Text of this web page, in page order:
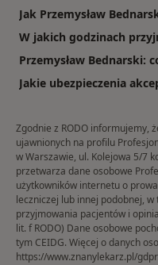
Jak Przemysław
W jakich godzinach
Przemysław Bednarski:
Jakie ubezpieczenia
Zgodnie z RODO informujemy,
ujawnionych na profilu
w Warszawie, ul. Kolejowa 5/7
przetwarza dane osobowe
użytkowników internetu o
leczniczej lub innej podobnej,
przyjmowania pacjentów i
lit. f RODO) Dane osobowe
tym CEIDG. Więcej o danych
https://www.znanylekarz.pl/